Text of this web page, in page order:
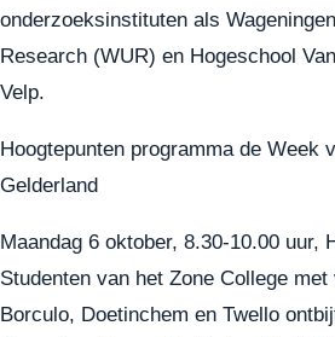
onderzoeksinstituten als
Research (WUR) en Hogeschool
Velp.
Hoogtepunten programma de Week
Gelderland
Maandag 6 oktober, 8.30-10.00 uur,
Studenten van het Zone College
Borculo, Doetinchem en Twello